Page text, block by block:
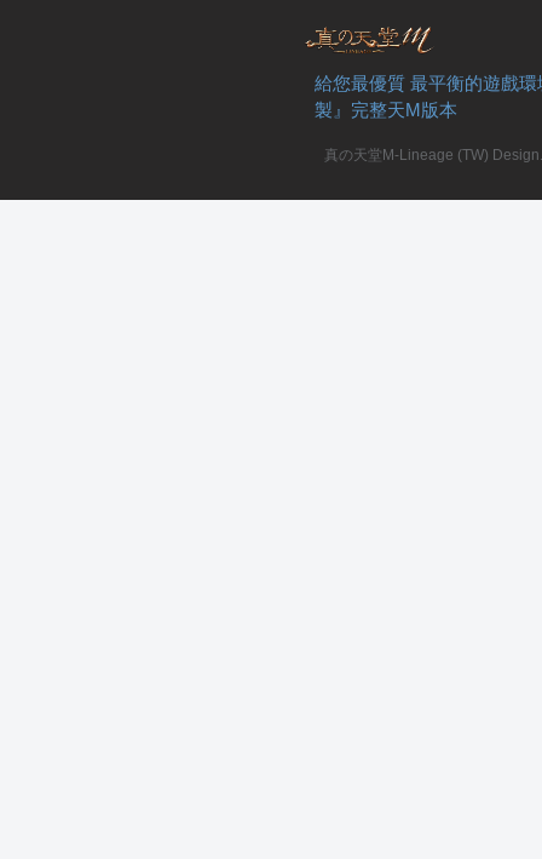
給您最優質 最平衡的遊戲
製』完整天M版本
真の天堂M-Lineage (TW)